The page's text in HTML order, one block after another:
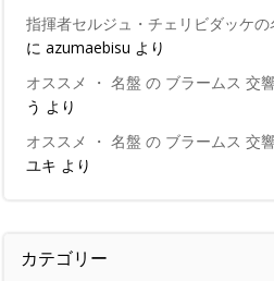
指揮者セルジュ・チェリビダッケの
に azumaebisu より
オススメ ・ 名盤 の ブラームス 交
う より
オススメ ・ 名盤 の ブラームス 交
ユキ より
カテゴリー